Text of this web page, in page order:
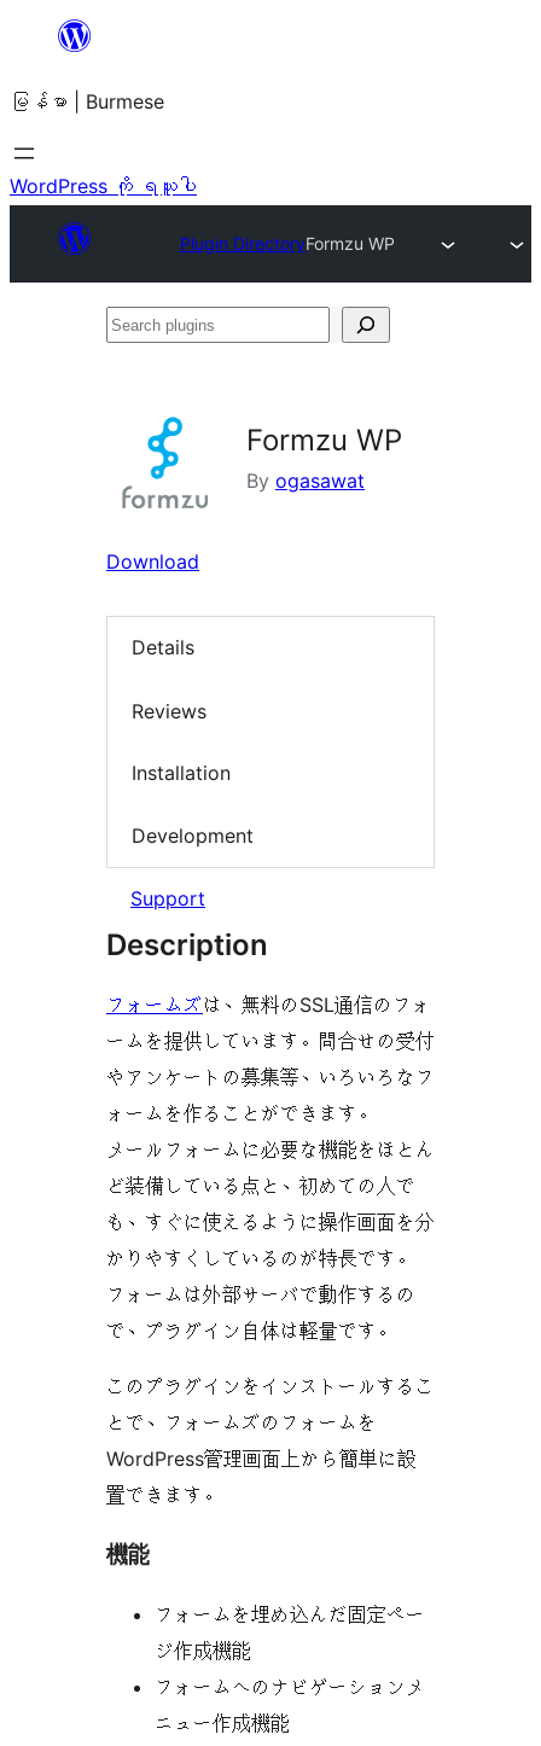
အကြောင်းအရာ
ကျော်သွား
ရန်
မြန်မာ | Burmese
WordPress ကို ရယူပါ
Plugin DirectoryFormzu WP
Search
Formzu WP
By ogasawat
Download
Details
Reviews
Installation
Development
Support
Description
フォームズ は、無料のSSL通信のフォ
ームを提供しています。問合せの受付
やアンケートの募集等、いろいろなフ
ォームを作ることができます。
メールフォームに必要な機能をほとん
ど装備している点と、初めての人で
も、すぐに使えるように操作画面を分
かりやすくしているのが特長です。
フォームは外部サーバで動作するの
で、プラグイン自体は軽量です。
このプラグインをインストールするこ
とで、フォームズのフォームを
WordPress管理画面上から簡単に設
置できます。
機能
フォームを埋め込んだ固定ペー
ジ作成機能
フォームへのナビゲーションメ
ニュー作成機能